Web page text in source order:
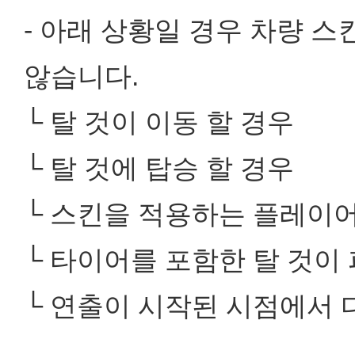
- 아래 상황일 경우 차량 스
않습니다.
└ 탈 것이 이동 할 경우
└ 탈 것에 탑승 할 경우
└ 스킨을 적용하는 플레이
└ 타이어를 포함한 탈 것이
└ 연출이 시작된 시점에서